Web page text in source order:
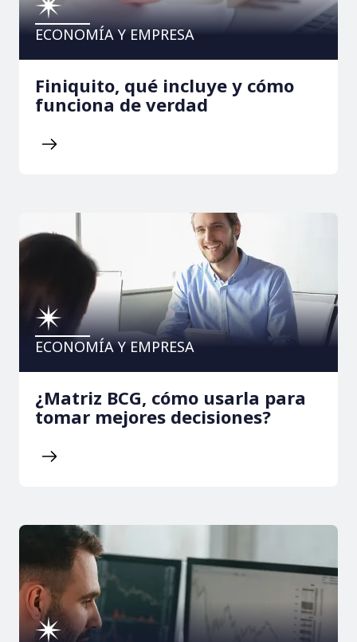
ECONOMÍA Y EMPRESA
Finiquito, qué incluye y cómo
funciona de verdad
ECONOMÍA Y EMPRESA
¿Matriz BCG, cómo usarla para
tomar mejores decisiones?